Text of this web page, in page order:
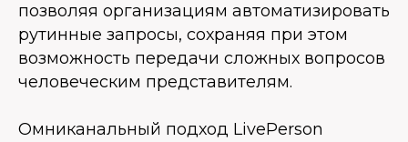
позволяя организациям автоматизировать
рутинные запросы, сохраняя при этом
возможность передачи сложных вопросов
человеческим представителям.
Омниканальный подход LivePerson